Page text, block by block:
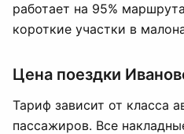
работает на 95%
короткие участки в
Цена поездки
Тариф зависит от класса
пассажиров. Все